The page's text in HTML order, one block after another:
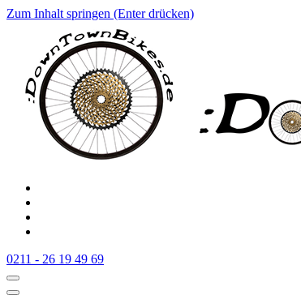
Zum Inhalt springen (Enter drücken)
:Downtownbikes
Der Fahrradladen in Düsseldorf am Hauptbahnhof
0211 - 26 19 49 69